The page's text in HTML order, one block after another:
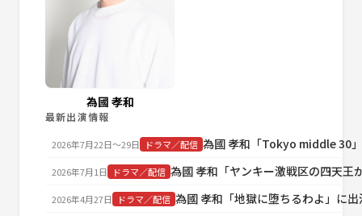
為國 孝和
最新出演情報
2026年7月22日〜29日 ドラマ／配信 為國 孝和「Tokyo middle 30
2026年7月1日 ドラマ／配信 為國 孝和「ヤンキー激戦区の四天王
2026年4月27日 ドラマ／配信 為國 孝和「地獄に堕ちるわよ」に出